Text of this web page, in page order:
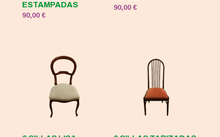
ESTAMPADAS
90,00 €
90,00€